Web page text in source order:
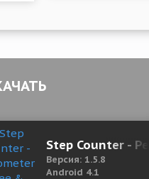
Colors Galaxy 91
Step Counter -
Версия: 1.5.8
Android 4.1